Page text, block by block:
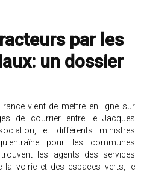
par les
un dossier
vient de mettre en ligne sur
de courrier entre le Jacques
et différents ministres
pour les communes
les agents des services
la voirie et des espaces verts, le